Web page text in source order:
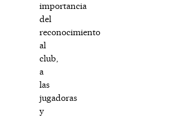
importancia
del
reconocimiento
al
club,
a
las
jugadoras
y